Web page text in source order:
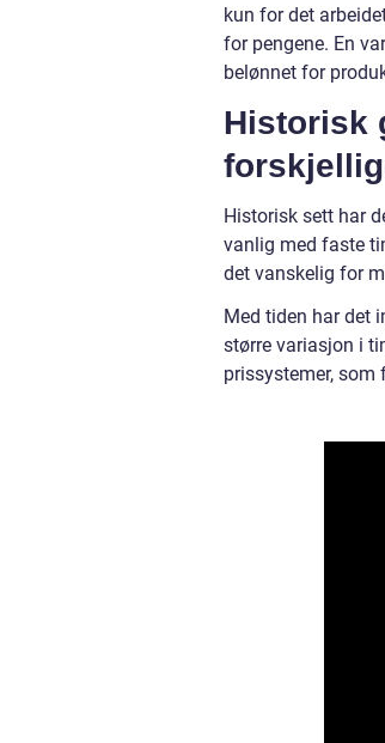
kun for det
for pengene. En
belønnet for
Historisk
Historisk sett har
vanlig med faste
det vanskelig for
Med tiden har det
større variasjon i
prissystemer, som